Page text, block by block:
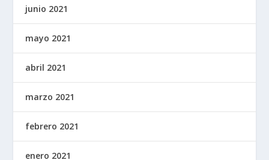
junio 2021
mayo 2021
abril 2021
marzo 2021
febrero 2021
enero 2021